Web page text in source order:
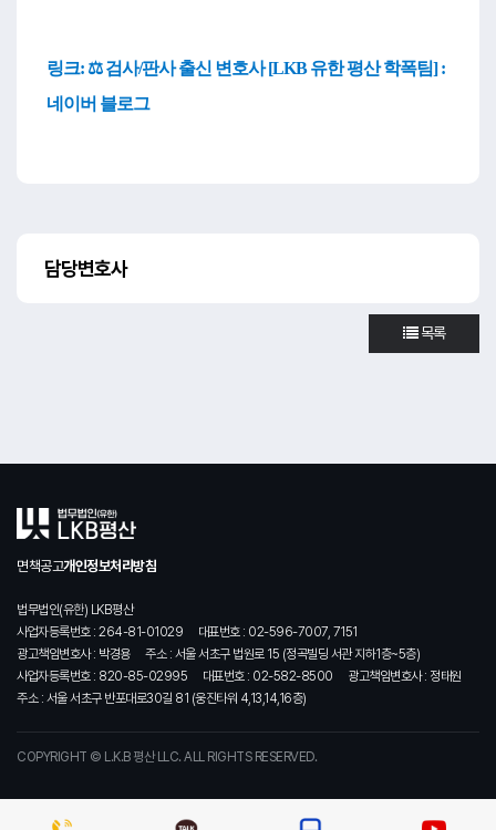
링크: ⚖️ 검사/판사 출신 변호사 [LKB 유한 평산 학폭팀] :
네이버 블로그
담당변호사
목록
면책공고개인정보처리방침
법무법인(유한) LKB평산
사업자등록번호 : 264-81-01029
대표번호 : 02-596-7007, 7151
광고책임변호사 : 박경용
주소 : 서울 서초구 법원로 15 (정곡빌딩 서관 지하1층~5층)
사업자등록번호 : 820-85-02995
대표번호 : 02-582-8500
광고책임변호사 : 정태원
주소 : 서울 서초구 반포대로30길 81 (웅진타워 4,13,14,16층)
COPYRIGHT © L.K.B 평산 LLC. ALL RIGHTS RESERVED.